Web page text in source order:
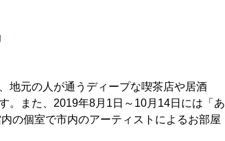
地元の人が通うディープな喫茶店や居酒
。また、2019年8月1日～10月14日には「あ
の個室で市内のアーティストによるお部屋